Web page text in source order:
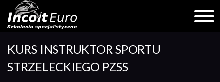
content
KURS INSTRUKTOR SPORTU
STRZELECKIEGO PZSS